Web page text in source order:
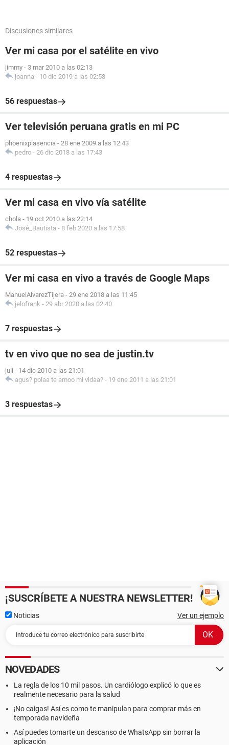
Discusiones similares
Ver mi casa por el satélite en vivo
jimmy - 3 mar 2010 a las 02:13
joanna - 10 dic 2019 a las 02:58
56 respuestas
Ver televisión peruana gratis en mi PC
phoenixplasencia - 28 ene 2009 a las 12:43
pedro - 26 dic 2018 a las 17:43
4 respuestas
Ver mi casa en vivo vía satélite
chola - 19 oct 2010 a las 22:14
José_Bautista - 8 feb 2020 a las 17:58
52 respuestas
Ver mi casa en vivo a través de Google Maps
ManuelAlvarezTijera - 29 ene 2018 a las 11:45
jelofrank - 29 abr 2020 a las 02:40
7 respuestas
tv en vivo que no sea de justin.tv
juli - 14 dic 2010 a las 21:01
agus? polaa te amoo mi vidaa? - 19 ene 2011 a las 21:01
3 respuestas
¡SUSCRÍBETE A NUESTRA NEWSLETTER!
Noticias Ver un ejemplo
NOVEDADES
La regla de los 10 mil pasos. Un cardiólogo explicó lo que es
realmente necesario para la salud
¡No caigas! Así es como te manipulan para comprar más en
temporada navideña
Así puedes tomarte un descanso de WhatsApp sin borrar la
aplicación